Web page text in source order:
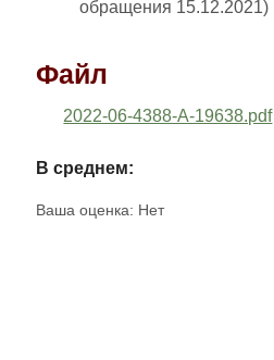
обращения 15.12.2021)
Файл
2022-06-4388-A-19638.pdf
В среднем:
Ваша оценка: Нет